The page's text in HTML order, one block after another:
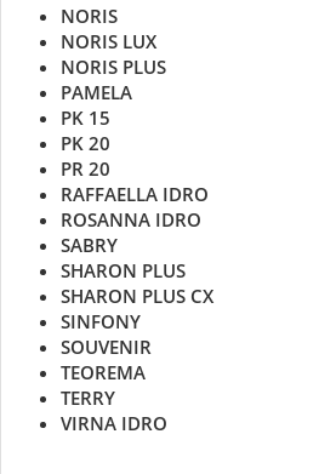
NORIS
NORIS LUX
NORIS PLUS
PAMELA
PK 15
PK 20
PR 20
RAFFAELLA IDRO
ROSANNA IDRO
SABRY
SHARON PLUS
SHARON PLUS CX
SINFONY
SOUVENIR
TEOREMA
TERRY
VIRNA IDRO